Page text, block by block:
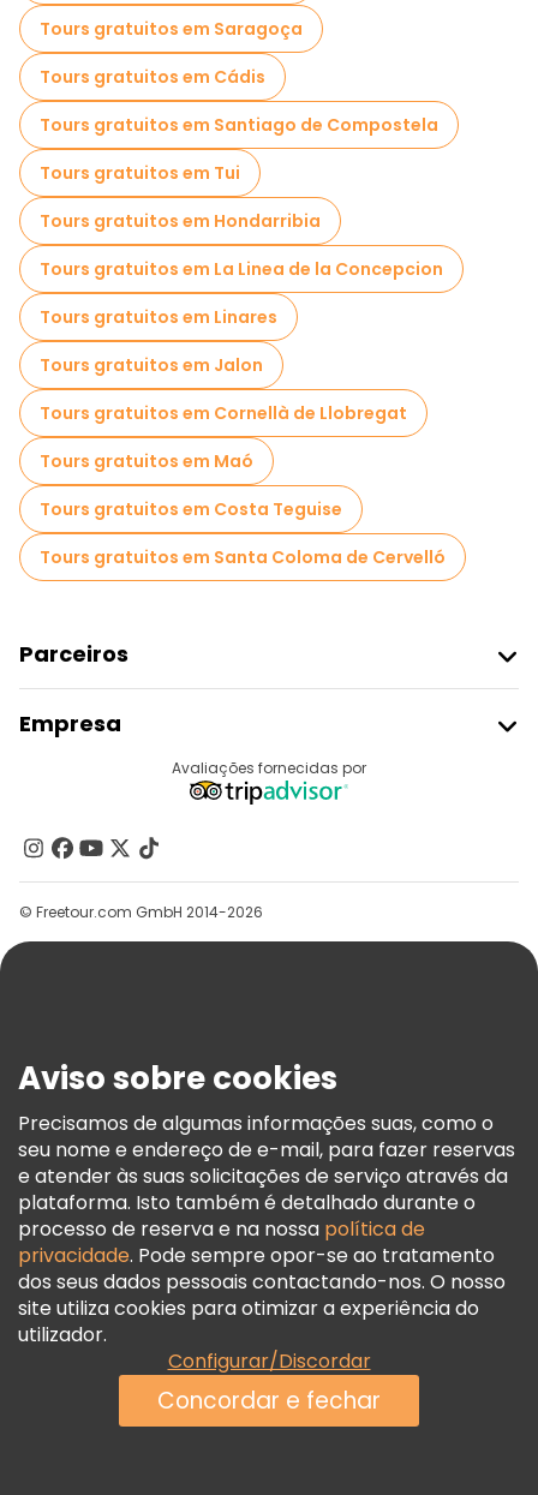
Tours gratuitos em Saragoça
Tours gratuitos em Cádis
Tours gratuitos em Santiago de Compostela
Tours gratuitos em Tui
Tours gratuitos em Hondarribia
Tours gratuitos em La Linea de la Concepcion
Tours gratuitos em Linares
Tours gratuitos em Jalon
Tours gratuitos em Cornellà de Llobregat
Tours gratuitos em Maó
Tours gratuitos em Costa Teguise
Tours gratuitos em Santa Coloma de Cervelló
Parceiros
Registo Do Fornecedor
Programa De Afiliados
Empresa
Contacte-Nos
Grupos
Ajuda
Termos E Informações Legais
Política De Cookies
Freetour Prémios
Programa De Fidelidade
Avaliações fornecidas por
© Freetour.com GmbH 2014-2026
Aviso sobre cookies
Precisamos de algumas informações suas, como o
seu nome e endereço de e-mail, para fazer reservas
e atender às suas solicitações de serviço através da
plataforma. Isto também é detalhado durante o
processo de reserva e na nossa política de
privacidade. Pode sempre opor-se ao tratamento
dos seus dados pessoais contactando-nos. O nosso
site utiliza cookies para otimizar a experiência do
utilizador.
Configurar/Discordar
Concordar e fechar